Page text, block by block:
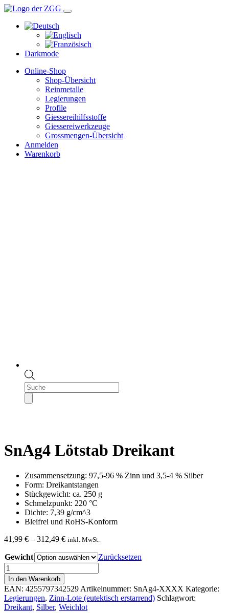
Darkmode
Online-Shop
Shop-Übersicht
Reinmetalle
Legierungen
Profile
Giessereihilfsstoffe
Giessereiwerkzeuge
Grossmengen-Übersicht
Anmelden
Warenkorb
Products
search
SnAg4 Lötstab Dreikant
Zusammensetzung: 97,5-96 % Zinn und 3,5-4 % Silber
Form: Dreikantstangen
Stückgewicht: ca. 250 g
Schmelzpunkt: 220 °C
Dichte: 7,39 g/cm^3
Bleifrei und RoHS-Konform
41,99 € – 312,49 €Preisspanne:
bis
312,49 €
inkl. MwSt.
Gewicht
Zurücksetzen
SnAg4
Lötstab
Dreikant
Menge
In den Warenkorb
EAN: 4255797342529 Artikelnummer: SnAg4-XXXX Kategorie:
Legierungen, Zinn-Lote (eutektisch erstarrend) Schlagwort:
Dreikant, Silber, Weichlot